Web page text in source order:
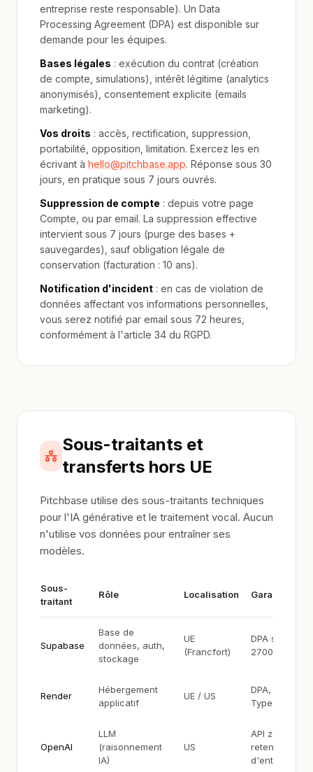
entreprise reste responsable). Un Data
Processing Agreement (DPA) est disponible sur
demande pour les équipes.
Bases légales : exécution du contrat (création
de compte, simulations), intérêt légitime (analytics
anonymisés), consentement explicite (emails
marketing).
Vos droits : accès, rectification, suppression,
portabilité, opposition, limitation. Exercez les en
écrivant à hello@pitchbase.app. Réponse sous 30
jours, en pratique sous 7 jours ouvrés.
Suppression de compte : depuis votre page
Compte, ou par email. La suppression effective
intervient sous 7 jours (purge des bases +
sauvegardes), sauf obligation légale de
conservation (facturation : 10 ans).
Notification d'incident : en cas de violation de
données affectant vos informations personnelles,
vous serez notifié par email sous 72 heures,
conformément à l'article 34 du RGPD.
Sous-traitants et
transferts hors UE
Pitchbase utilise des sous-traitants techniques
pour l'IA générative et le traitement vocal. Aucun
n'utilise vos données pour entraîner ses
modèles.
Sous-
traitant
Rôle Localisation Garanties
Supabase
Base de
données, auth,
stockage
UE
(Francfort)
DPA signé,
27001, SOC 2
Render
Hébergement
applicatif
UE / US
DPA, SOC 2
Type II
OpenAI
LLM
(raisonnement
IA)
US
API zero
retention, pas